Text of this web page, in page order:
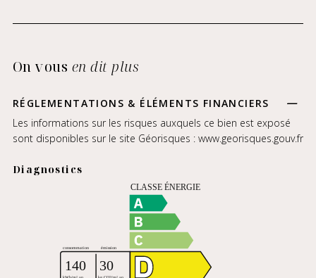
On vous en dit plus
RÉGLEMENTATIONS & ÉLÉMENTS FINANCIERS
Les informations sur les risques auxquels ce bien est exposé
sont disponibles sur le site Géorisques : www.georisques.gouv.fr
Diagnostics